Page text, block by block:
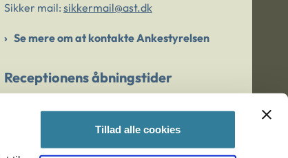
Tillad alle cookies
Sikker mail: sikkermail@ast.dk
Se mere om at kontakte Ankestyrelsen
Receptionens åbningstider